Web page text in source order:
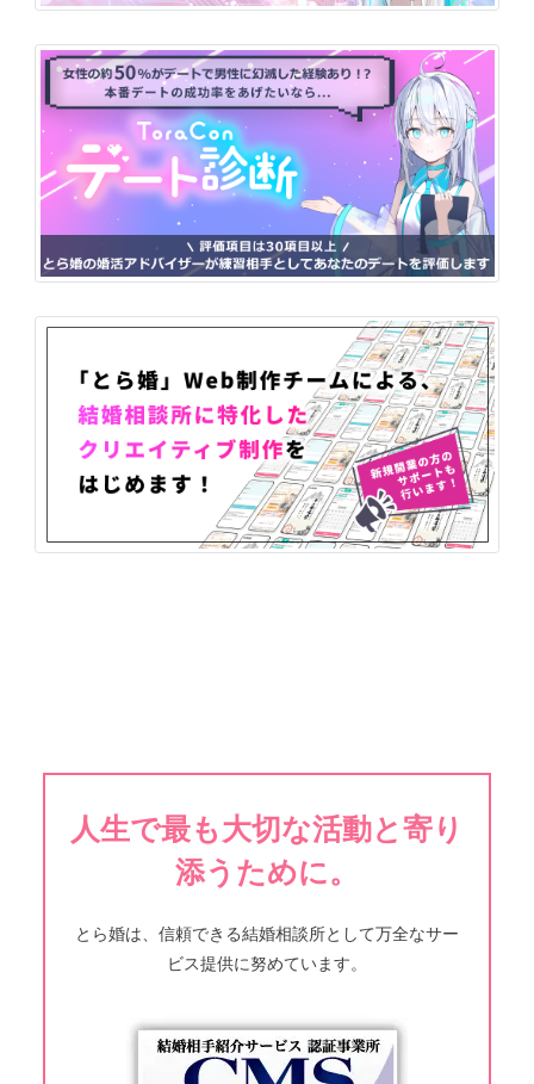
人生で最も大切な活動と寄り
添うために。
とら婚は、信頼できる結婚相談所として万全なサー
ビス提供に努めています。